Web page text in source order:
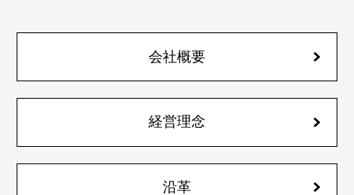
会社概要
経営理念
沿革